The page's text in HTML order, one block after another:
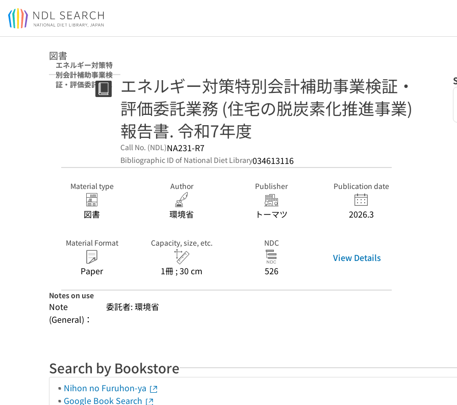
Jump to main content
図書
エネルギー対策特
別会計補助事業検
証・評価委託業務
(住宅の脱炭素化
エネルギー対策特別会計補助事業検証・
評価委託業務 (住宅の脱炭素化推進事業)
報告書. 令和7年度
Call No. (NDL)NA231-R7
Bibliographic ID of National Diet Library034613116
Material type
図書
Author
環境省
Publisher
トーマツ
Publication date
2026.3
Material Format
Paper
Capacity, size, etc.
1冊 ; 30 cm
NDC
526
View Details
Notes on use
Note
(General)：
委託者: 環境省
Search by Bookstore
Nihon no Furuhon-ya
Google Book Search